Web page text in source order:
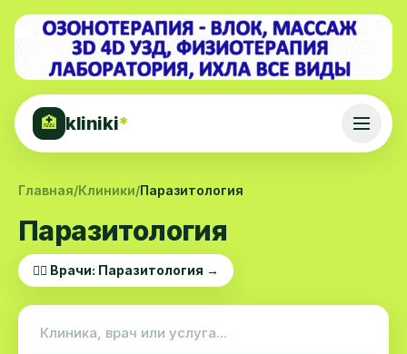
🏥 kliniki*
Главная/Клиники/Паразитология
Паразитология
👨‍⚕️ Врачи: Паразитология →